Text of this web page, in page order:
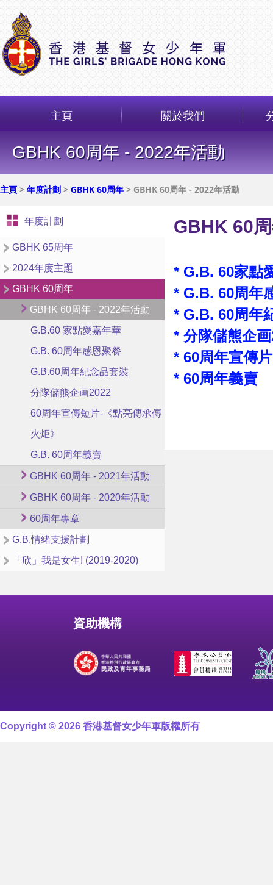
主頁 關於我們
GBHK 60周年 - 2022年活動
主頁 > 年度計劃 > GBHK 60周年 > GBHK 60周年 - 2022年活動
年度計劃
GBHK 65周年
2024年度主題
GBHK 60周年
GBHK 60周年 - 2022年活動
G.B.60 家點愛嘉年華
G.B. 60周年感恩聚餐
G.B.60周年紀念品套裝
分隊儲熊企画2022
60周年宣傳短片-《點亮傳承傳
火炬》
G.B. 60周年義賣
GBHK 60周年 - 2021年活動
GBHK 60周年 - 2020年活動
60周年專章
G.B.情緒支援計劃
「欣」我是女生! (2019-2020)
GBHK 60
* G.B. 60家點
* G.B. 60周年
* G.B. 60周年
* 分隊儲熊企
* 60周年宣傳
* 60周年義賣
資助機構
Copyright © 2026 香港基督女少年軍版權所有